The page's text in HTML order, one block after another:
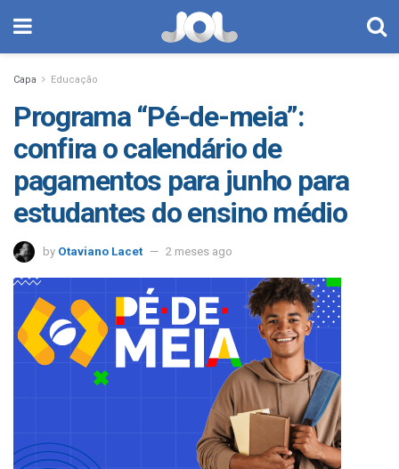
Capa Educação
Programa “Pé-de-meia”:
confira o calendário de
pagamentos para junho para
estudantes do ensino médio
by Otaviano Lacet 2 meses ago